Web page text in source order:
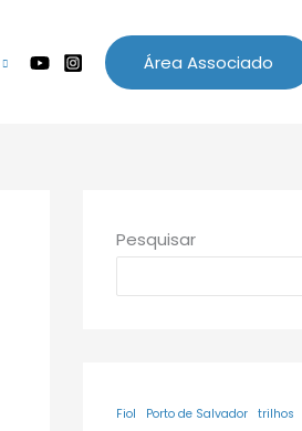
Área Associado
Pesquisar
Fiol Porto de Salvador trilhos